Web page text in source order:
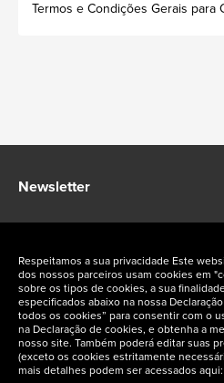
Termos e Condições Gerais para
Newsletter
Fique a par das ofertas exclusivas
Siga-nos nas redes sociais
Respeitamos a sua privacidade Este
dos nossos parceiros usam cookies em
sobre os tipos de cookies, a sua
especificados abaixo na nossa
todos os cookies” para consentir com o
na Declaração de cookies, e obtenha a
nosso site. Também poderá editar suas
(exceto os cookies estritamente
mais detalhes podem ser acessados aqui: